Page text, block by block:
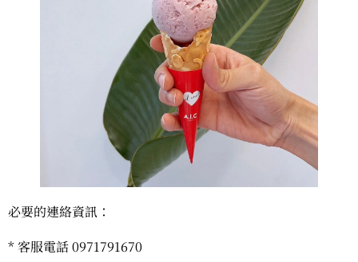
必要的連絡資訊：
* 客服電話 0971791670